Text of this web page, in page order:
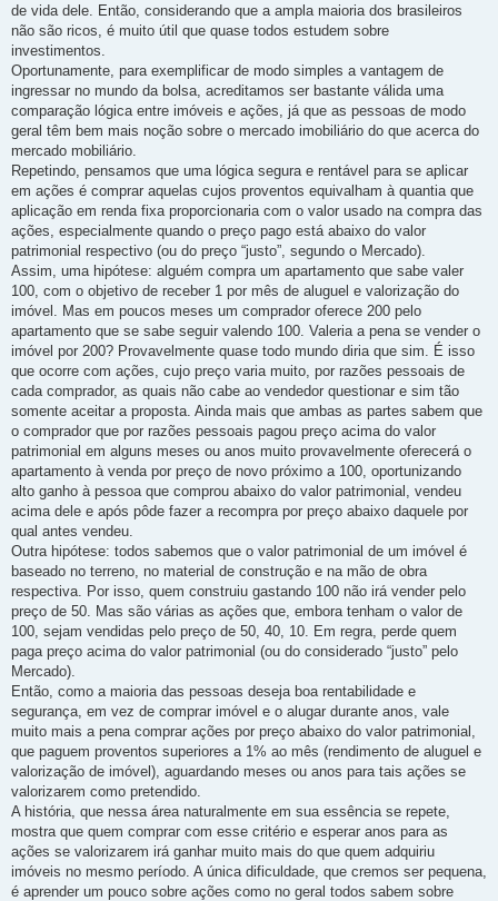
de vida dele. Então, considerando que a ampla maioria dos brasileiros
não são ricos, é muito útil que quase todos estudem sobre
investimentos.
Oportunamente, para exemplificar de modo simples a vantagem de
ingressar no mundo da bolsa, acreditamos ser bastante válida uma
comparação lógica entre imóveis e ações, já que as pessoas de modo
geral têm bem mais noção sobre o mercado imobiliário do que acerca do
mercado mobiliário.
Repetindo, pensamos que uma lógica segura e rentável para se aplicar
em ações é comprar aquelas cujos proventos equivalham à quantia que
aplicação em renda fixa proporcionaria com o valor usado na compra das
ações, especialmente quando o preço pago está abaixo do valor
patrimonial respectivo (ou do preço “justo”, segundo o Mercado).
Assim, uma hipótese: alguém compra um apartamento que sabe valer
100, com o objetivo de receber 1 por mês de aluguel e valorização do
imóvel. Mas em poucos meses um comprador oferece 200 pelo
apartamento que se sabe seguir valendo 100. Valeria a pena se vender o
imóvel por 200? Provavelmente quase todo mundo diria que sim. É isso
que ocorre com ações, cujo preço varia muito, por razões pessoais de
cada comprador, as quais não cabe ao vendedor questionar e sim tão
somente aceitar a proposta. Ainda mais que ambas as partes sabem que
o comprador que por razões pessoais pagou preço acima do valor
patrimonial em alguns meses ou anos muito provavelmente oferecerá o
apartamento à venda por preço de novo próximo a 100, oportunizando
alto ganho à pessoa que comprou abaixo do valor patrimonial, vendeu
acima dele e após pôde fazer a recompra por preço abaixo daquele por
qual antes vendeu.
Outra hipótese: todos sabemos que o valor patrimonial de um imóvel é
baseado no terreno, no material de construção e na mão de obra
respectiva. Por isso, quem construiu gastando 100 não irá vender pelo
preço de 50. Mas são várias as ações que, embora tenham o valor de
100, sejam vendidas pelo preço de 50, 40, 10. Em regra, perde quem
paga preço acima do valor patrimonial (ou do considerado “justo” pelo
Mercado).
Então, como a maioria das pessoas deseja boa rentabilidade e
segurança, em vez de comprar imóvel e o alugar durante anos, vale
muito mais a pena comprar ações por preço abaixo do valor patrimonial,
que paguem proventos superiores a 1% ao mês (rendimento de aluguel e
valorização de imóvel), aguardando meses ou anos para tais ações se
valorizarem como pretendido.
A história, que nessa área naturalmente em sua essência se repete,
mostra que quem comprar com esse critério e esperar anos para as
ações se valorizarem irá ganhar muito mais do que quem adquiriu
imóveis no mesmo período. A única dificuldade, que cremos ser pequena,
é aprender um pouco sobre ações como no geral todos sabem sobre